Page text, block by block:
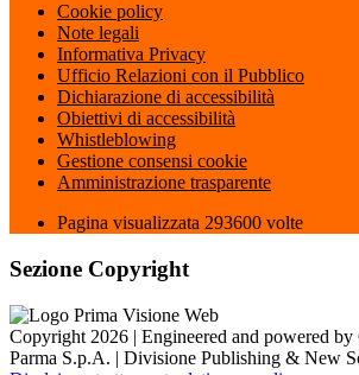
Cookie policy
Note legali
Informativa Privacy
Ufficio Relazioni con il Pubblico
Dichiarazione di accessibilità
Obiettivi di accessibilità
Whistleblowing
Gestione consensi cookie
Amministrazione trasparente
Pagina visualizzata 293600 volte
Sezione Copyright
Copyright 2026 | Engineered and powered by
Parma S.p.A. | Divisione Publishing & New